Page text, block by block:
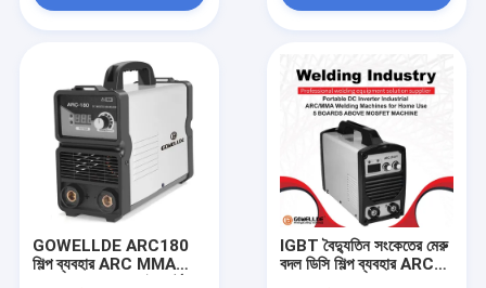
GOWELLDE ARC180
শিল্প ব্যবহার ARC MMA
IGBT বৈদ্যুতিন সংকেতের মেরু
বদল ডিসি শিল্প ব্যবহার ARC